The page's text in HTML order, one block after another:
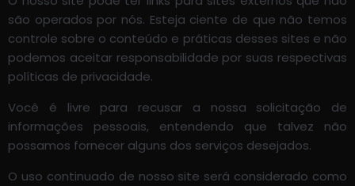
são operados por nós. Esteja ciente de que não temos
controle sobre o conteúdo e práticas desses sites e não
podemos aceitar responsabilidade por suas respectivas
políticas de privacidade.
Você é livre para recusar a nossa solicitação de
informações pessoais, entendendo que talvez não
possamos fornecer alguns dos serviços desejados.
O uso continuado de nosso site será considerado como